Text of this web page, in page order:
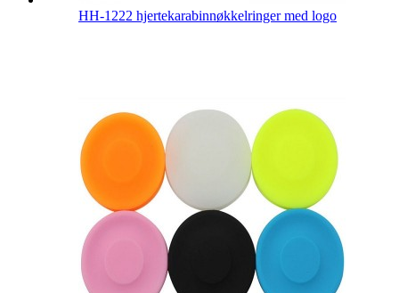
HH-1222 hjertekarabinnøkkelringer med logo